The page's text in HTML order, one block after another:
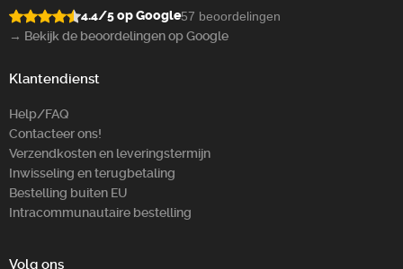
4.4/5 op Google57 beoordelingen
→ Bekijk de beoordelingen op Google
Klantendienst
Help/FAQ
Contacteer ons!
Verzendkosten en leveringstermijn
Inwisseling en terugbetaling
Bestelling buiten EU
Intracommunautaire bestelling
Volg ons